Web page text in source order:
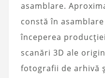
asamblare.
constă în
începerea
scanări 3D ale
fotografii de arhivă